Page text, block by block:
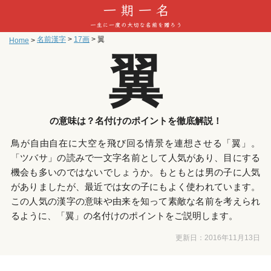
Home > 名前漢字 > 17画 > 翼
翼
の意味は？名付けのポイントを徹底解説！
鳥が自由自在に大空を飛び回る情景を連想させる「翼」。
「ツバサ」の読みで一文字名前として人気があり、目にする
機会も多いのではないでしょうか。もともとは男の子に人気
がありましたが、最近では女の子にもよく使われています。
この人気の漢字の意味や由来を知って素敵な名前を考えられ
るように、「翼」の名付けのポイントをご説明します。
更新日： 2016年11月13日